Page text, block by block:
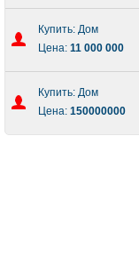
Купить: Дом
Цена: 11 000 000
Купить: Дом
Цена: 150000000